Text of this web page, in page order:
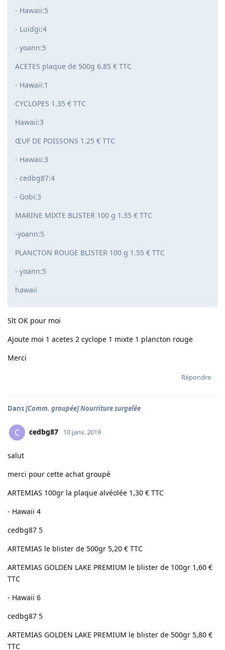
- Hawaii:5
- Luidgi:4
- yoann:5
ACETES plaque de 500g 6.85 € TTC
- Hawaii:1
CYCLOPES 1.35 € TTC
Hawaii:3
ŒUF DE POISSONS 1.25 € TTC
- Hawaii:3
- cedbg87:4
- Gobi:3
MARINE MIXTE BLISTER 100 g 1.35 € TTC
-yoann:5
PLANCTON ROUGE BLISTER 100 g 1.55 € TTC
- yoann:5
hawaii
Slt OK pour moi
Ajoute moi 1 acetes 2 cyclope 1 mixte 1 plancton rouge
Merci
Répondre
Dans[Comm. groupée] Nourriture surgelée
C cedbg87 10 janv. 2019
salut
merci pour cette achat groupé
ARTEMIAS 100gr la plaque alvéolée 1,30 € TTC
- Hawaii 4
cedbg87 5
ARTEMIAS le blister de 500gr 5,20 € TTC
ARTEMIAS GOLDEN LAKE PREMIUM le blister de 100gr 1,60 €
TTC
- Hawaii 6
cedbg87 5
ARTEMIAS GOLDEN LAKE PREMIUM le blister de 500gr 5,80 €
TTC